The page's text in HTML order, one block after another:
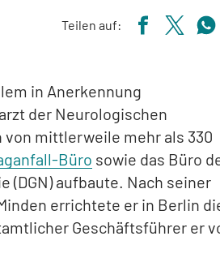
Teilen auf:
in Anerkennung
der Neurologischen
von mittlerweile mehr als 330
Büro sowie das Büro
(DGN) aufbaute. Nach seiner
errichtete er in Berlin
Geschäftsführer er